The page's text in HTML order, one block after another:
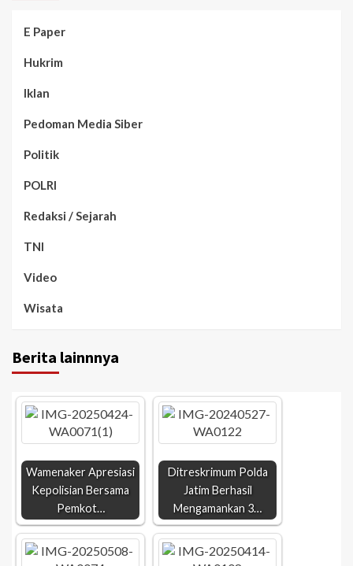
E Paper
Hukrim
Iklan
Pedoman Media Siber
Politik
POLRI
Redaksi / Sejarah
TNI
Video
Wisata
Berita lainnnya
Wamenaker Apresiasi
Kepolisian Bersama
Pemkot…
Ditreskrimum Polda
Jatim Berhasil
Mengamankan 3…